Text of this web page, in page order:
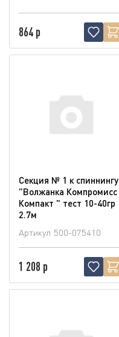
864 р
Секция № 1 к спиннингу
"Волжанка Компромисс
Компакт " тест 10-40гр
2.7м
Артикул 500-075410
1 208 р